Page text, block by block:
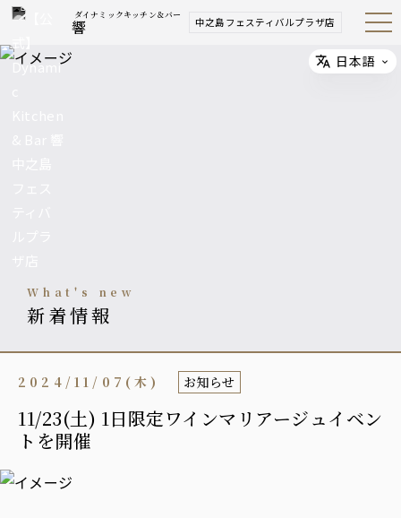
ダイナミックキッチン＆バー
響 中之島フェスティバルプラザ店 Open
Navig
what's new
新着情報
11/23(土) 1日限定ワインマリアージュイベン
トを開催
2024/11/07(木) お知らせ
Select
日本語